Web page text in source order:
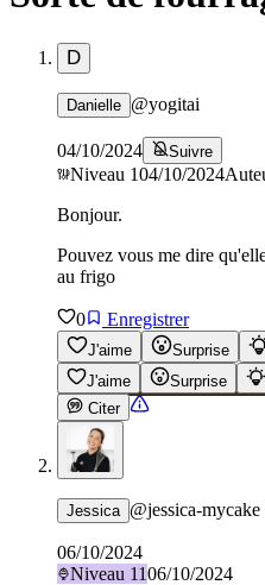
D
Danielle @yogitai
04/10/2024 Suivre
Niveau 104/10/2024
Bonjour.
Pouvez vous me dire
au frigo
0 Enregistrer
J'aime Surprise
J'aime
Surprise
Citer
Jessica @jessica-mycake
06/10/2024
Niveau 1106/10/2024